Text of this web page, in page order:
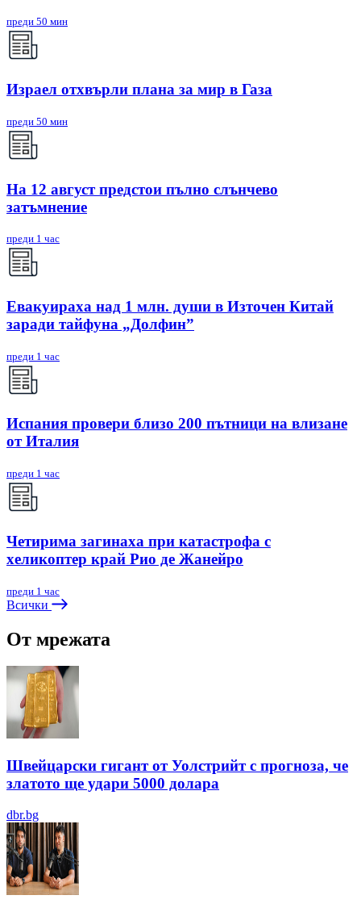
преди 50 мин
Израел отхвърли плана за мир в Газа
преди 50 мин
На 12 август предстои пълно слънчево
затъмнение
преди 1 час
Евакуираха над 1 млн. души в Източен Китай
заради тайфуна „Долфин”
преди 1 час
Испания провери близо 200 пътници на влизане
от Италия
преди 1 час
Четирима загинаха при катастрофа с
хеликоптер край Рио де Жанейро
преди 1 час
Всички
От мрежата
Швейцарски гигант от Уолстрийт с прогноза, че
златото ще удари 5000 долара
dbr.bg